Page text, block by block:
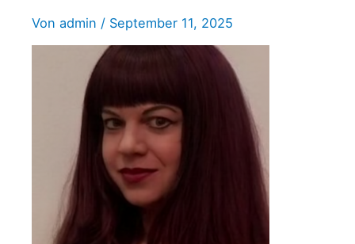
Vonadmin / September 11, 2025